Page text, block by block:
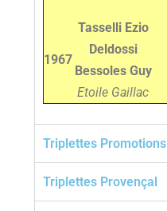
1967
Tasselli Ezio
Deldossi
Bessoles Guy
Etoile Gaillac
Triplettes Promotions
Triplettes Provençal